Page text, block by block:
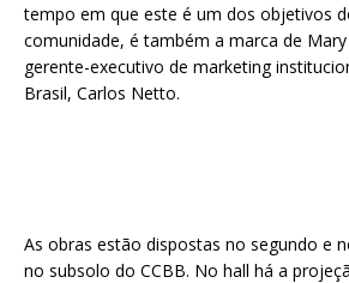
tempo em que este é um dos objetivos
comunidade, é também a marca de Mary
gerente-executivo de marketing
Brasil, Carlos Netto.
As obras estão dispostas no segundo e
no subsolo do CCBB. No hall há a